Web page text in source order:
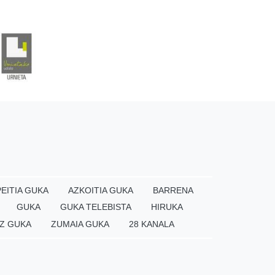
GUKA AZKOITIA GUKA
BARRENA
GUKA GUKA TELEBISTA
HIRUKA
GUKA ZUMAIA GUKA 28 KANALA